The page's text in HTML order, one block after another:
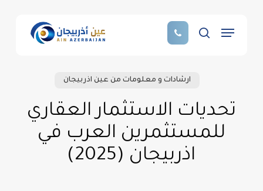
search
Menu
ارشادات و معلومات من عين اذربيجان
تحديات الاستثمار العقاري
للمستثمرين العرب في
اذربيجان (2025)